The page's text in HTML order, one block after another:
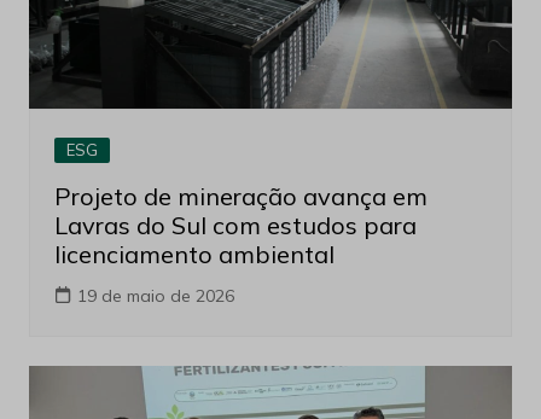
ESG
Projeto de mineração avança em
Lavras do Sul com estudos para
licenciamento ambiental
19 de maio de 2026